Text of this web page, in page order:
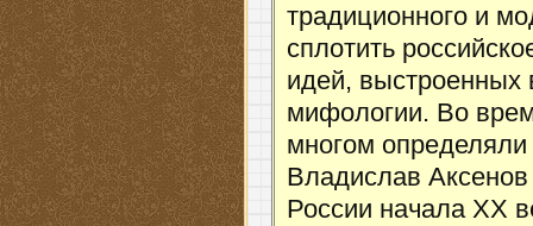
традиционного и
сплотить
идей, выстроенных
мифологии. Во
многом определяли
Владислав
России начала ХХ